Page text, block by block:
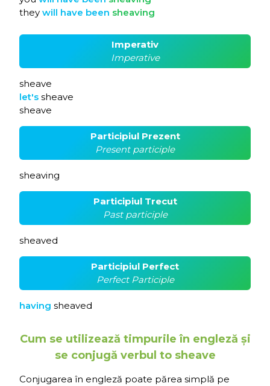
they will have been sheaving
Imperativ
Imperative
sheave
let's sheave
sheave
Participiul Prezent
Present participle
sheaving
Participiul Trecut
Past participle
sheaved
Participiul Perfect
Perfect Participle
having sheaved
Cum se utilizează timpurile în engleză și
se conjugă verbul to sheave
Conjugarea în engleză poate părea simplă pe